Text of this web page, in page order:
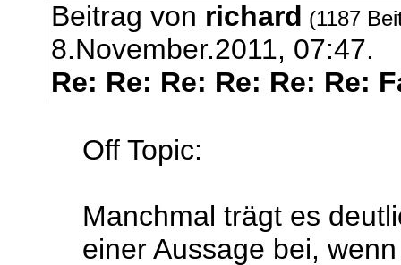
Beitrag von richard (1187
8.November.2011, 07:47.
Re: Re: Re: Re: Re: Re:
Off Topic:
Manchmal trägt es
einer Aussage bei,